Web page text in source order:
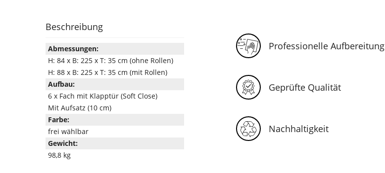
Beschreibung
Abmessungen:
H: 84 x B: 225 x T: 35 cm (ohne Rollen)
H: 88 x B: 225 x T: 35 cm (mit Rollen)
Aufbau:
6 x Fach mit Klapptür (Soft Close)
Mit Aufsatz (10 cm)
Farbe:
frei wählbar
Gewicht:
98,8 kg
Professionelle Aufbereitung
Geprüfte Qualität
Nachhaltigkeit